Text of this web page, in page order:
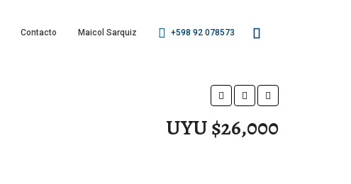
Contacto Maicol Sarquiz +598 92 078573
UYU $26,000